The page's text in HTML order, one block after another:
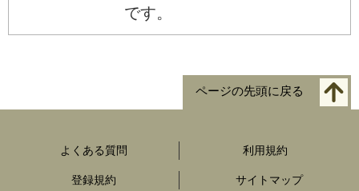
です。
ページの先頭に戻る
よくある質問 利用規約
登録規約 サイトマップ